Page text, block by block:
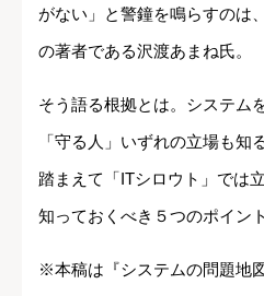
がない」と警鐘を鳴らすのは
の著者である沢渡あまね氏。
そう語る根拠とは。システム
「守る人」いずれの立場も知
踏まえて「ITシロウト」では
知っておくべき５つのポイン
※本稿は『システムの問題地